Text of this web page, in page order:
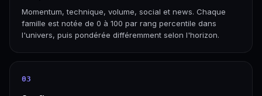
Momentum, technique, volume, social et news. Chaque
famille est notée de 0 à 100 par rang percentile dans
l'univers, puis pondérée différemment selon l'horizon.
03